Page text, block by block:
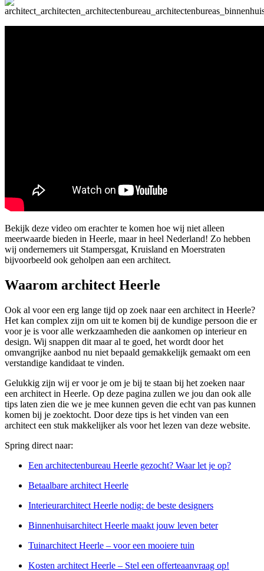
Bekijk deze video om erachter te komen hoe wij niet alleen
meerwaarde bieden in Heerle, maar in heel Nederland! Zo hebben
wij ondernemers uit Stampersgat, Kruisland en Moerstraten
bijvoorbeeld ook geholpen aan een architect.
Waarom architect Heerle
Ook al voor een erg lange tijd op zoek naar een architect in Heerle?
Het kan complex zijn om uit te komen bij de kundige persoon die er
voor je is voor alle werkzaamheden die aankomen op interieur en
design. Wij snappen dit maar al te goed, het wordt door het
omvangrijke aanbod nu niet bepaald gemakkelijk gemaakt om een
verstandige kandidaat te vinden.
Gelukkig zijn wij er voor je om je bij te staan bij het zoeken naar
een architect in Heerle. Op deze pagina zullen we jou dan ook alle
tips laten zien die we je mee kunnen geven die echt van pas kunnen
komen bij je zoektocht. Door deze tips is het vinden van een
architect een stuk makkelijker als voor het lezen van deze website.
Spring direct naar:
Een architectenbureau Heerle gezocht? Waar let je op?
Betaalbare architect Heerle
Interieurarchitect Heerle nodig: de beste designers
Binnenhuisarchitect Heerle maakt jouw leven beter
Tuinarchitect Heerle – voor een mooiere tuin
Kosten architect Heerle – Stel een offerteaanvraag op!